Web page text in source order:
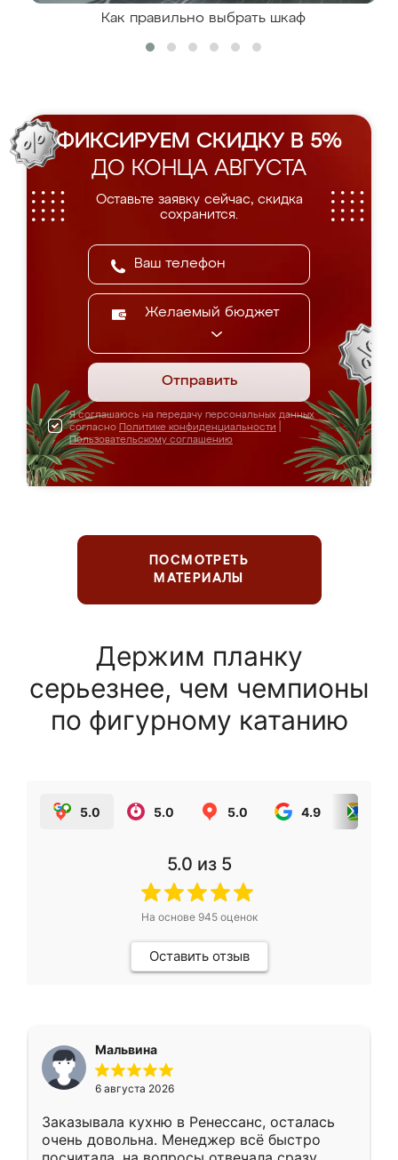
Как правильно выбрать шкаф
ФИКСИРУЕМ СКИДКУ В 5%
ДО КОНЦА АВГУСТА
Оставьте заявку сейчас, скидка
сохранится.
Желаемый бюджет
Отправить
Я соглашаюсь на передачу персональных данных
согласно Политике конфиденциальности
Пользовательскому соглашению
ПОСМОТРЕТЬ
МАТЕРИАЛЫ
Держим планку
серьезнее, чем чемпионы
по фигурному катанию
5.0 5.0 5.0 4.9
5.0 из 5
На основе 945оценок
Оставить отзыв
Мальвина
6 августа 2026
Заказывала кухню в Ренессанс, осталась
очень довольна. Менеджер всё быстро